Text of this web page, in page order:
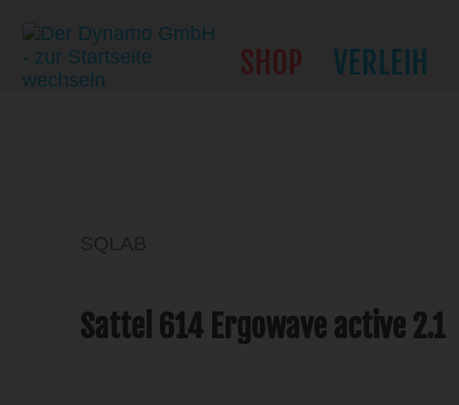
SHOP VERLEIH
SQLAB
Sattel 614 Ergowave active 2.1